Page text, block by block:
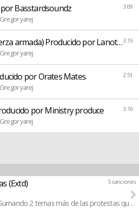
3:09
Basstardsoundz
yarej
3:15
armada) Producido por
yarej
2:51
por Orates Mates
yarej
3:16
por Ministry produce
yarej
5 canciones
(Extd)
2 temas más de las protestas que